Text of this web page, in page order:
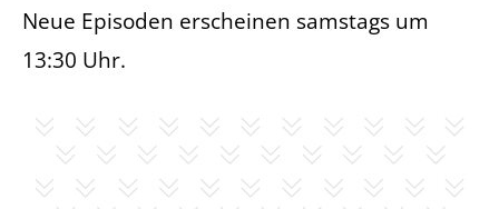
Neue Episoden erscheinen samstags um
13:30 Uhr.